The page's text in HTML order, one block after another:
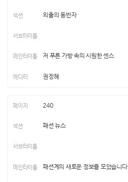
외출의 동반자
저 푸른 가방 속의 시원한 센스
권정혜
240
패션 뉴스
패션계의 새로운 정보를 모았습니다